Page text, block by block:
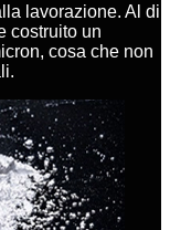
lavorazione. Al di
costruito un
cosa che non